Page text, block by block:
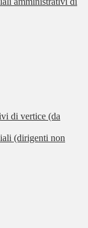
di vertice (da
(dirigenti non